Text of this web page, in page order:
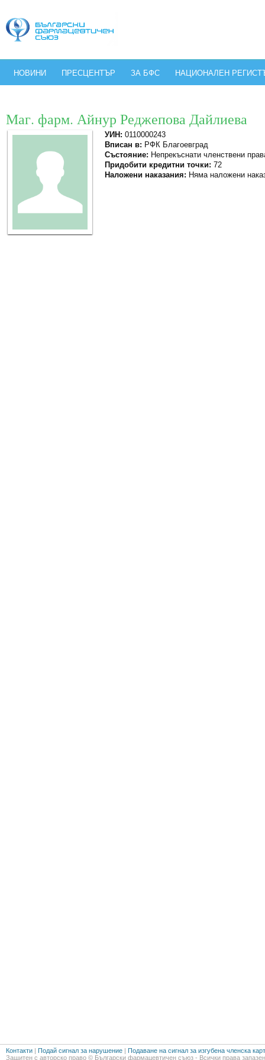
НОВИНИ ПРЕСЦЕНТЪР ЗА БФС НАЦИОНАЛЕН
Маг. фарм. Айнур Реджепова Дайлиева
УИН: 0110000243
Вписан в: РФК Благоевград
Състояние: Непрекъснати членствени
Придобити кредитни точки: 72
Наложени наказания: Няма наложени
Контакти | Подай сигнал за нарушение | Подаване на сигнал за изгубена членска
Защитен с авторско право © Български фармацевтичен съюз - Всички права